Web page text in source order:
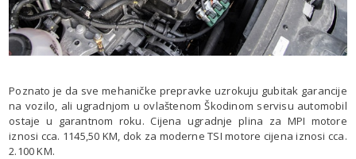
Poznato je da sve mehaničke prepravke uzrokuju gubitak garancije
na vozilo, ali ugradnjom u ovlaštenom Škodinom servisu automobil
ostaje u garantnom roku. Cijena ugradnje plina za MPI motore
iznosi cca. 1145,50 KM, dok za moderne TSI motore cijena iznosi cca.
2.100 KM.